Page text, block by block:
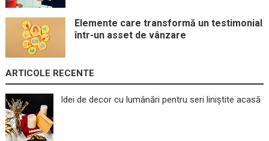
Elemente care transformă un testimonial
într-un asset de vânzare
ARTICOLE RECENTE
Idei de decor cu lumânări pentru seri liniștite acasă